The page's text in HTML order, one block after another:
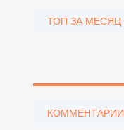
ТОП ЗА МЕСЯЦ
КОММЕНТАРИИ